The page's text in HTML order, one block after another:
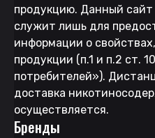
продукцию. Данный сайт
служит лишь для
информации о
продукции (п.1 и п.2 ст.
потребителей»).
доставка
осуществляется.
Бренды